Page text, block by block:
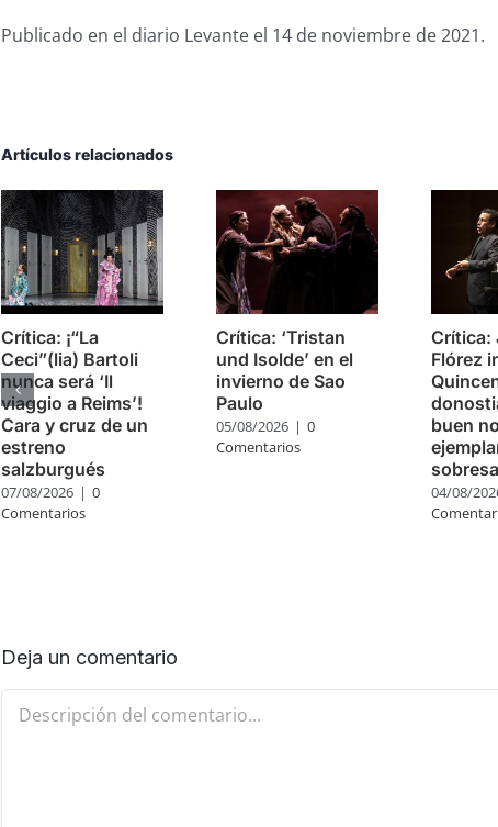
Publicado en el diario Levante el 14 de noviembre de 2021.
Artículos relacionados
Crítica: ¡“La
Ceci”(lia) Bartoli
nunca será ‘Il
viaggio a Reims’!
Cara y cruz de un
estreno
salzburgués
07/08/2026 | 0
Comentarios
Crítica: ‘Tristan
und Isolde’ en el
invierno de Sao
Paulo
05/08/2026 | 0
Comentarios
Crítica:
Flórez
buen
04/08/
Deja un comentario
Comentario